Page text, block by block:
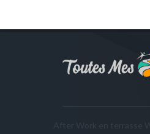
After Work en terrasse